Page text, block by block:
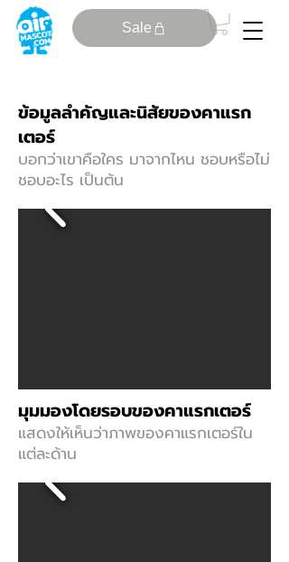
Sale
ข้อมูลลําคัญและนิสัยของคาแรก
เตอร์
บอกว่าเขาคือใคร มาจากไหน ชอบหรือไม่
ชอบอะไร เป็นต้น
มุมมองโดยรอบของคาแรกเตอร์
แสดงให้เห็นว่าภาพของคาแรกเตอร์ใน
แต่ละด้าน